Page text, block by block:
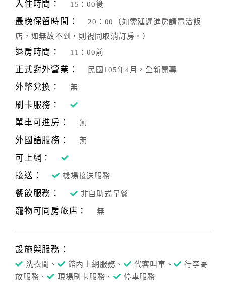
請
款
據
合
提
案
飯
合
作
廠
作
入住時間： 15：00後
最晚保留時間：
20：00（如需延遲進房請電洽飯
店，如無故不到，則視同取消訂房。）
退房時間： 11：00前
正式對外營業： 民國105年4月，全新開幕
外幣兌換： 無
刷卡服務：
單車可進房：
無
外國語服務： 無
可上網：
接送：
機場接送服務
餐飲服務： 非自助式早餐
寵物可同房旅店： 無
設施與服務：
洗衣間、 館內上網服務、 代客叫車、
行李寄
放服務、
現場刷卡服務、 停車服務